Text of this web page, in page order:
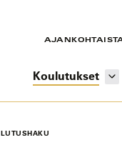
Koulutukset